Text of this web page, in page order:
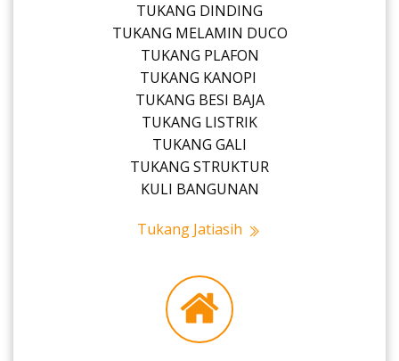
TUKANG DINDING
TUKANG MELAMIN DUCO
TUKANG PLAFON
TUKANG KANOPI
TUKANG BESI BAJA
TUKANG LISTRIK
TUKANG GALI
TUKANG STRUKTUR
KULI BANGUNAN
Tukang Jatiasih